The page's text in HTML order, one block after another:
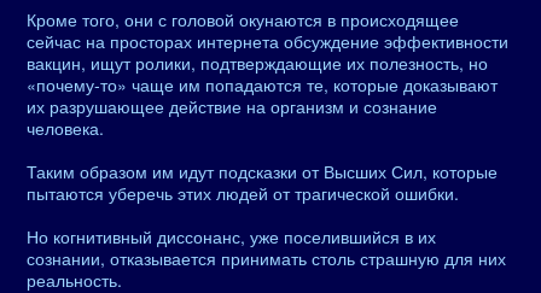
Кроме того, они с головой окунаются в происходящее
сейчас на просторах интернета обсуждение эффективности
вакцин, ищут ролики, подтверждающие их полезность, но
«почему-то» чаще им попадаются те, которые доказывают
их разрушающее действие на организм и сознание
человека.
Таким образом им идут подсказки от Высших Сил, которые
пытаются уберечь этих людей от трагической ошибки.
Но когнитивный диссонанс, уже поселившийся в их
сознании, отказывается принимать столь страшную для них
реальность.